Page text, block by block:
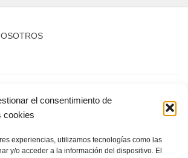
el consentimiento de
cookies
experiencias, utilizamos tecnologías como las
y/o acceder a la información del dispositivo. El